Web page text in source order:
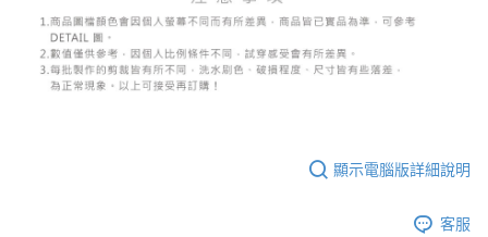
顯示電腦版詳細說明
客服